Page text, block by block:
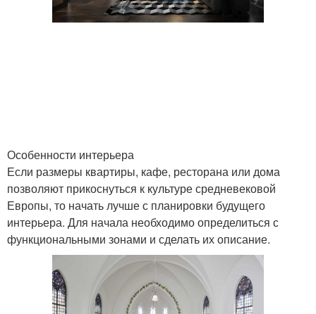
Особенности интерьера
Если размеры квартиры, кафе, ресторана или дома
позволяют прикоснуться к культуре средневековой
Европы, то начать лучше с планировки будущего
интерьера. Для начала необходимо определиться с
функциональными зонами и сделать их описание.